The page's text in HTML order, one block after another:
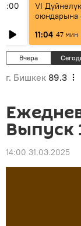
VI
оюндарына
калды:
этапка
11:04 47 мин
Вчера
г. Бишкек 89.3
Выпуск
14:00 31.03.2025